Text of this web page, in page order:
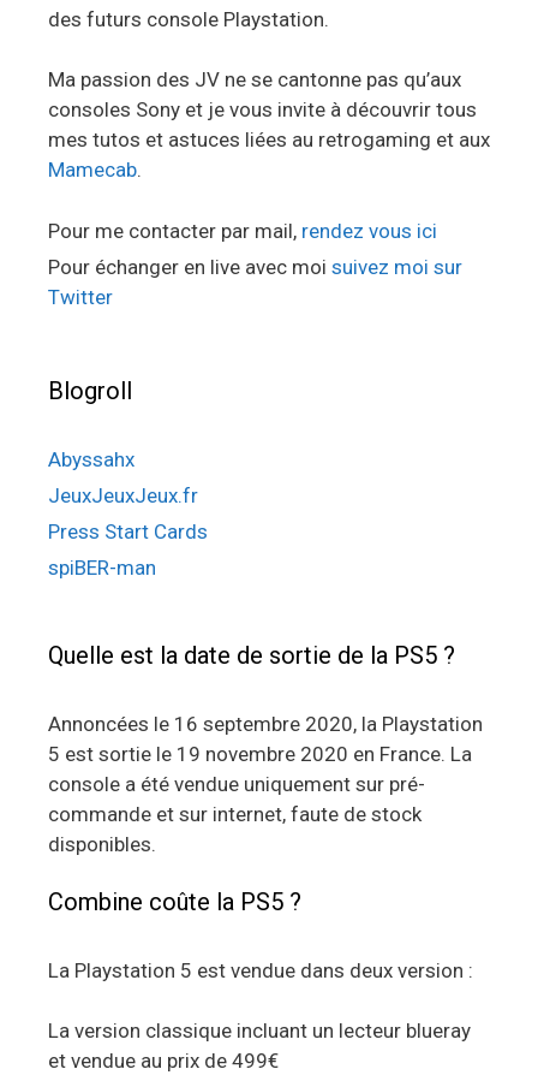
des futurs console Playstation.
Ma passion des JV ne se cantonne pas qu’aux
consoles Sony et je vous invite à découvrir tous
mes tutos et astuces liées au retrogaming et aux
Mamecab.
Pour me contacter par mail, rendez vous ici
Pour échanger en live avec moi suivez moi sur
Twitter
Blogroll
Abyssahx
JeuxJeuxJeux.fr
Press Start Cards
spiBER-man
Quelle est la date de sortie de la PS5 ?
Annoncées le 16 septembre 2020, la Playstation
5 est sortie le 19 novembre 2020 en France. La
console a été vendue uniquement sur pré-
commande et sur internet, faute de stock
disponibles.
Combine coûte la PS5 ?
La Playstation 5 est vendue dans deux version :
La version classique incluant un lecteur blueray
et vendue au prix de 499€